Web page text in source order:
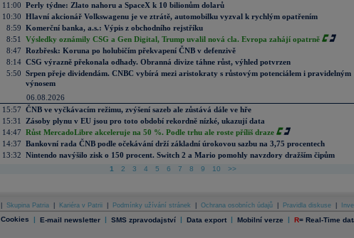
11:00 Perly týdne: Zlato nahoru a SpaceX k 10 bilionům dolarů
10:30 Hlavní akcionář Volkswagenu je ve ztrátě, automobilku vyzval k rychlým opatřením
8:59 Komerční banka, a.s.: Výpis z obchodního rejstříku
8:51
Výsledky oznámily CSG a Gen Digital, Trump uvalil nová cla. Evropa zahájí opatrně
8:47 Rozbřesk: Koruna po holubičím překvapení ČNB v defenzivě
8:14 CSG výrazně překonala odhady. Obranná divize táhne růst, výhled potvrzen
5:50 Srpen přeje dividendám. CNBC vybírá mezi aristokraty s růstovým potenciálem i pravidelným
výnosem
06.08.2026
15:57 ČNB ve vyčkávacím režimu, zvýšení sazeb ale zůstává dále ve hře
15:31
Zásoby plynu v EU jsou pro toto období rekordně nízké, ukazují data
14:47 Růst MercadoLibre akceleruje na 50 %. Podle trhu ale roste příliš draze
14:37 Bankovní rada ČNB podle očekávání drží základní úrokovou sazbu na 3,75 procentech
13:32 Nintendo navýšilo zisk o 150 procent. Switch 2 a Mario pomohly navzdory dražším čipům
1 2 3 4 5 6 7 8 9 10 >>
Skupina Patria Kariéra v Patrii Podmínky užívání stránek Ochrana osobních údajů Pravidla diskuse
Cookies | E-mail newsletter | SMS zpravodajství | Data export | Mobilní verze | R= Real-Time